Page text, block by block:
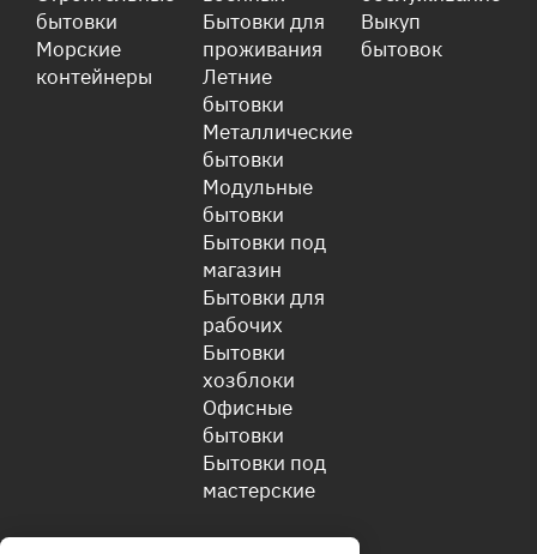
бытовки
Морские
контейнеры
Бытовки для
проживания
Летние
бытовки
Металлические
бытовки
Модульные
бытовки
Бытовки под
магазин
Бытовки для
рабочих
Бытовки
хозблоки
Офисные
бытовки
Бытовки под
мастерские
Выкуп
бытовок